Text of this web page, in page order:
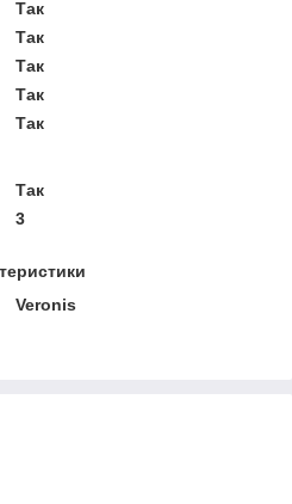
Так
Так
Так
Так
Так
Так
3
Veronis